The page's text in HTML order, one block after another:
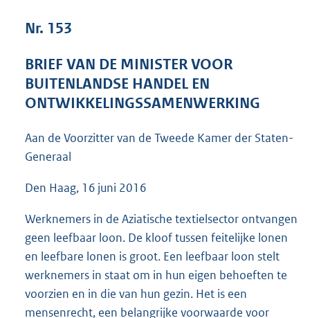
:
4
K
Nr. 153
BRIEF VAN DE MINISTER VOOR
BUITENLANDSE HANDEL EN
ONTWIKKELINGSSAMENWERKING
Aan de Voorzitter van de Tweede Kamer der Staten-
Generaal
Den Haag, 16 juni 2016
Werknemers in de Aziatische textielsector ontvangen
geen leefbaar loon. De kloof tussen feitelijke lonen
en leefbare lonen is groot. Een leefbaar loon stelt
werknemers in staat om in hun eigen behoeften te
voorzien en in die van hun gezin. Het is een
mensenrecht, een belangrijke voorwaarde voor